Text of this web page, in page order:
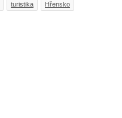
turistika Hřensko